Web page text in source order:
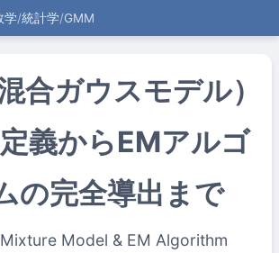
学/統計学/GMM
合ガウスモデル）
義からEMアルゴ
の完全導出まで
Model & EM Algorithm